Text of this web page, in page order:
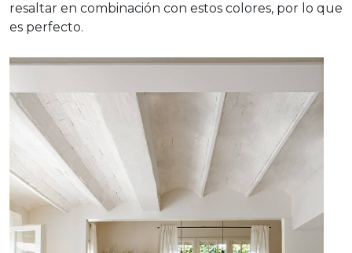
resaltar en combinación con estos colores, por lo que
es perfecto.